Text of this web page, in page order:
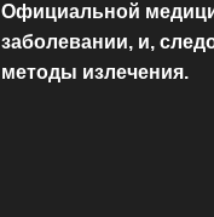
Официальной
заболевании, и,
методы излечения.